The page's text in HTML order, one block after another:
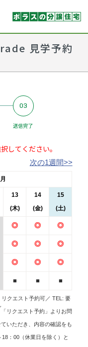
見学予約
03
送信完了
してください。
次の1週間>>
13
(木)
14
(金)
15
(土)
◎ ◎ ◎
◎ ◎ ◎
◎ ◎ ◎
■ ■ ■
クエスト予約可／ TEL: 要
リクエスト予約」よりお問
いただき、内容の確認をも
：00（休業日を除く）と